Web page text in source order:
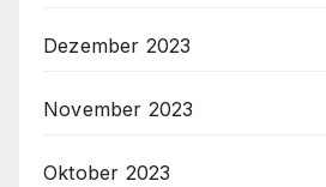
Dezember 2023
November 2023
Oktober 2023